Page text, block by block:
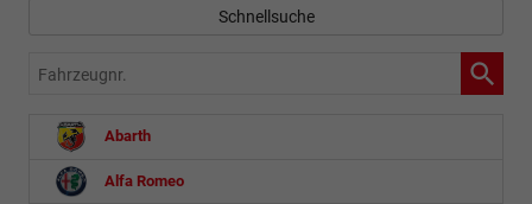
Schnellsuche
Fahrzeugnr.
Abarth
Alfa Romeo